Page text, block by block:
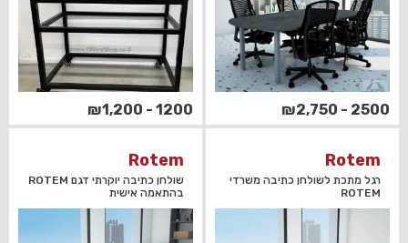
2500 - ₪2,750
1200 - ₪1,200
Rotem
רגל מתכת לשולחן כתיבה משרדי
ROTEM
Rotem
שולחן כתיבה יוקרתי דגם ROTEM
בהתאמה אישית